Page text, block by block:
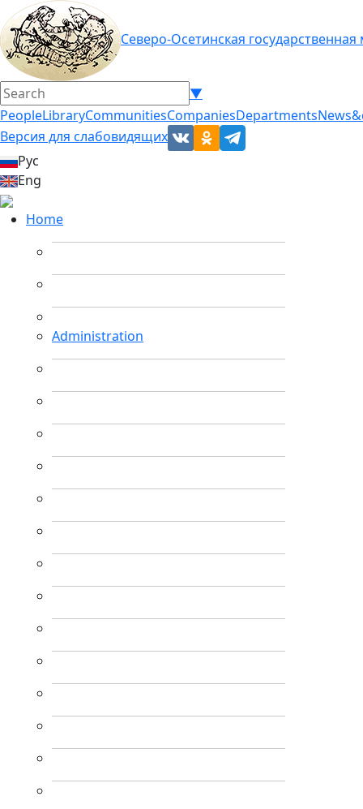
Северо-Осетинская
▼
PeopleLibraryCommunitiesCompaniesDepartments
Версия для слабовидящих
Рус
Eng
Home
Administration